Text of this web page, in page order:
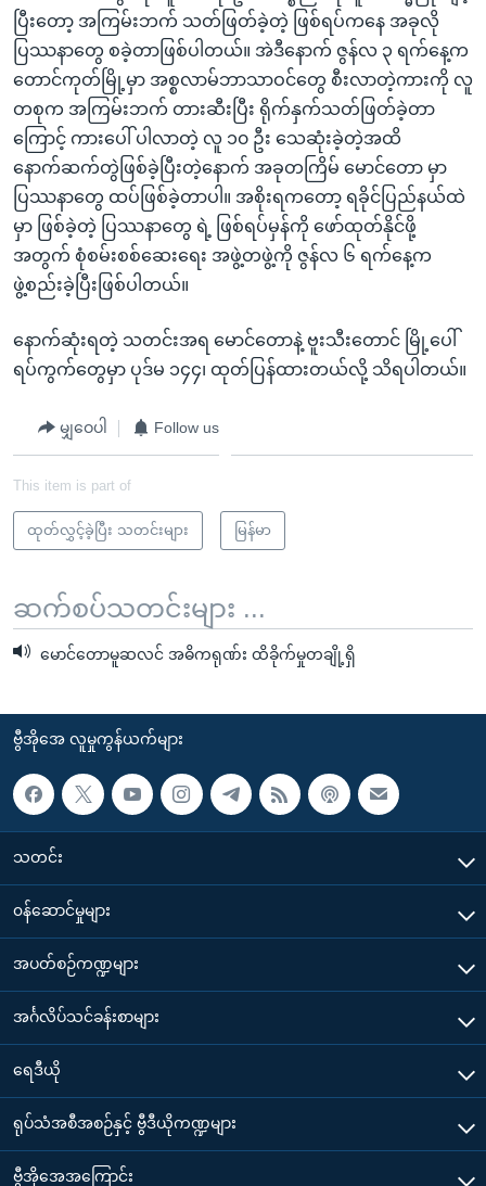
ပြီးတော့ အကြမ်းဘက် သတ်ဖြတ်ခဲ့တဲ့ ဖြစ်ရပ်ကနေ အခုလို
ပြဿနာတွေ စခဲ့တာဖြစ်ပါတယ်။ အဲဒီနောက် ဇွန်လ ၃ ရက်နေ့က
တောင်ကုတ်မြို့မှာ အစ္စလာမ်ဘာသာဝင်တွေ စီးလာတဲ့ကားကို လူ
တစုက အကြမ်းဘက် တားဆီးပြီး ရိုက်နှက်သတ်ဖြတ်ခဲ့တာ
ကြောင့် ကားပေါ် ပါလာတဲ့ လူ ၁၀ ဦး သေဆုံးခဲ့တဲ့အထိ
နောက်ဆက်တွဲဖြစ်ခဲ့ပြီးတဲ့နောက် အခုတကြိမ် မောင်တော မှာ
ပြဿနာတွေ ထပ်ဖြစ်ခဲ့တာပါ။ အစိုးရကတော့ ရခိုင်ပြည်နယ်ထဲ
မှာ ဖြစ်ခဲ့တဲ့ ပြဿနာတွေ ရဲ့ ဖြစ်ရပ်မှန်ကို ဖော်ထုတ်နိုင်ဖို့
အတွက် စုံစမ်းစစ်ဆေးရေး အဖွဲ့တဖွဲ့ကို ဇွန်လ ၆ ရက်နေ့က
ဖွဲ့စည်းခဲ့ပြီးဖြစ်ပါတယ်။
နောက်ဆုံးရတဲ့ သတင်းအရ မောင်တောနဲ့ ဗူးသီးတောင် မြို့ပေါ်
ရပ်ကွက်တွေမှာ ပုဒ်မ ၁၄၄၊ ထုတ်ပြန်ထားတယ်လို့ သိရပါတယ်။
မျှဝေပါ Follow us
This item is part of
ထုတ်လွှင့်ခဲ့ပြီး သတင်းများ မြန်မာ
ဆက်စပ်သတင်းများ ...
မောင်တောမူဆလင် အဓိကရုဏ်း ထိခိုက်မှုတချို့ရှိ
ဗွီအိုအေ လူမှုကွန်ယက်များ
သတင်း
၀န်ဆောင်မှုများ
အပတ်စဉ်ကဏ္ဍများ
အင်္ဂလိပ်သင်ခန်းစာများ
ရေဒီယို
ရုပ်သံအစီအစဉ်နှင့် ဗွီဒီယိုကဏ္ဍများ
ဗွီအိုအေအကြောင်း